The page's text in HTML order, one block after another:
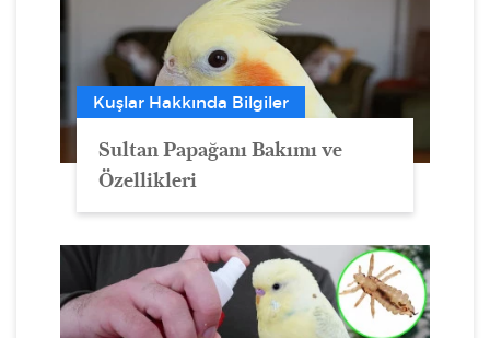
Kuşlar Hakkında Bilgiler
Sultan Papağanı Bakımı ve
Özellikleri